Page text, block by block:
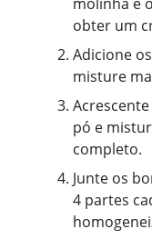
obter um
Adicione
misture
pó e
completo.
Junte os
4 partes